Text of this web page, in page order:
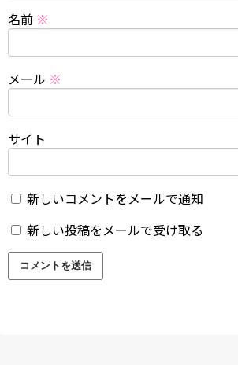
名前 ※
メール ※
サイト
新しいコメントをメールで通知
新しい投稿をメールで受け取る